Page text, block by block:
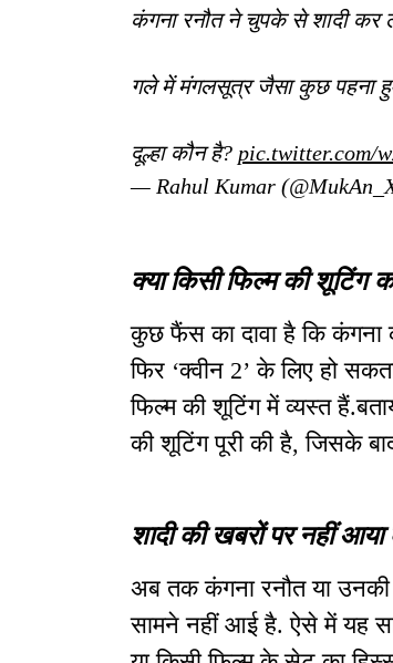
कंगना रनौत ने चुपके से शादी कर
गले में मंगलसूत्र जैसा कुछ पहना
दूल्हा कौन है? pic.twitter.com/
— Rahul Kumar
क्या किसी फिल्म की शूटिंग
कुछ फैंस का दावा है कि कंगना
फिर ‘क्वीन 2’ के लिए हो
फिल्म की शूटिंग में व्यस्त
की शूटिंग पूरी की है, जिसके
शादी की खबरों पर नहीं
अब तक कंगना रनौत या उनकी
सामने नहीं आई है. ऐसे में यह